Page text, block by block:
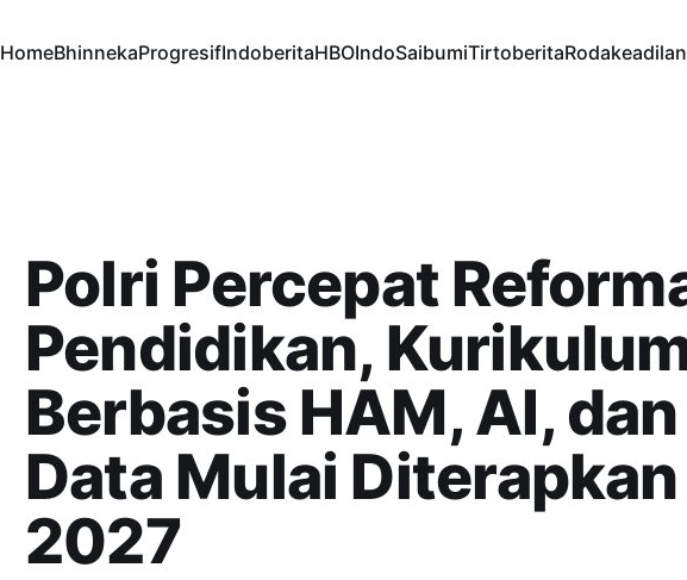
HomeBhinnekaProgresifIndoberitaHBOIndoSaibumiTirtoberitaRodakeadilan
Polri Percepat
Pendidikan,
Berbasis HAM, AI,
Data Mulai
2027